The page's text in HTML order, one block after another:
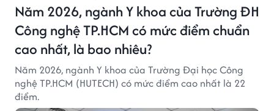
Năm 2026, ngành Y khoa của Trường ĐH
Công nghệ TP.HCM có mức điểm chuẩn
cao nhất, là bao nhiêu?
Năm 2026, ngành Y khoa của Trường Đại học Công
nghệ TP.HCM (HUTECH) có mức điểm cao nhất là 22
điểm.